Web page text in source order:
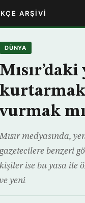
ARŞIVI
DÜNYA
vurmak
Mısır medyasında,
gazetecilere benzeri
kişiler ise bu yasa ile
ve yeni